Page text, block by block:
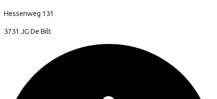
Hessenweg 131
3731 JG De Bilt